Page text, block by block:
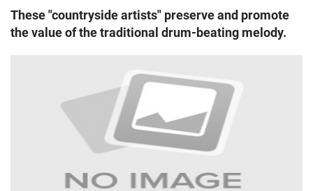
These "countryside artists" preserve and promote
the value of the traditional drum-beating melody.